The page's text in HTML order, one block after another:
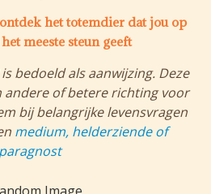
het totemdier dat jou op
meeste steun geeft
bedoeld als aanwijzing. Deze
andere of betere richting voor
bij belangrijke levensvragen
medium, helderziende of
paragnost